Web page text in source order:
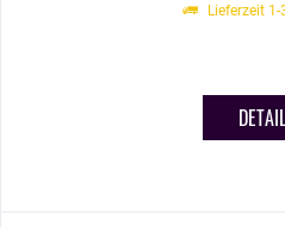
Lieferzeit